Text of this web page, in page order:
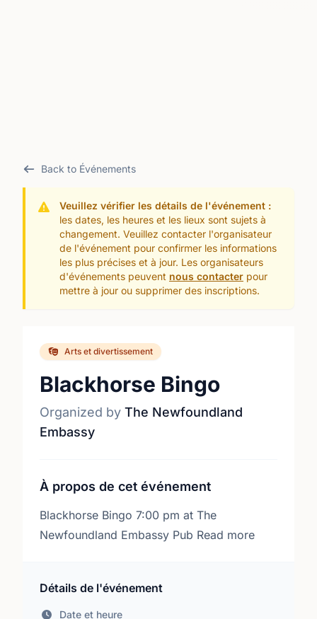
Back to Événements
Veuillez vérifier les détails de l'événement :
les dates, les heures et les lieux sont sujets à
changement. Veuillez contacter l'organisateur
de l'événement pour confirmer les informations
les plus précises et à jour. Les organisateurs
d'événements peuvent nous contacter pour
mettre à jour ou supprimer des inscriptions.
Arts et divertissement
Blackhorse Bingo
Organized by The Newfoundland
Embassy
À propos de cet événement
Blackhorse Bingo 7:00 pm at The
Newfoundland Embassy Pub Read more
Détails de l'événement
Date et heure